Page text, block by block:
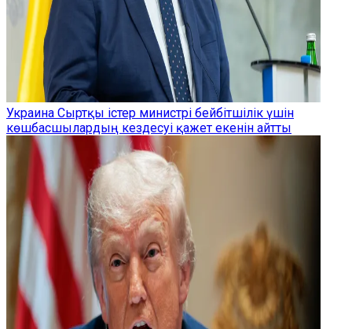
Украина Сыртқы істер министрі бейбітшілік үшін
көшбасшылардың кездесуі қажет екенін айтты